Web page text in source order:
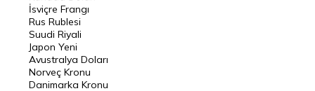
Riyal Kuru
Avustralya Doları
Danimarka Kronu Kuru
Kanada Doları Kuru
İsviçre Frangı
Rus Rublesi
Suudi Riyali
Japon Yeni
Avustralya Doları
Norveç Kronu
Danimarka Kronu